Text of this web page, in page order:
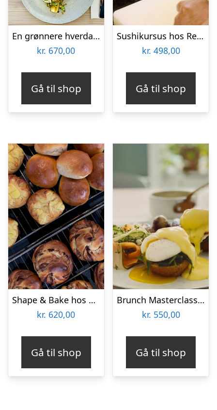
En grønnere hverdag hos CPH Cooking Class
kr. 670,00
Gå til shop
Sushikursus hos Restaurant Soya
kr. 498,00
Gå til shop
Shape & Bake hos CPH Cooking Class
kr. 620,00
Gå til shop
Brunch Masterclass hos CPH Cooking Class
kr. 550,00
Gå til shop